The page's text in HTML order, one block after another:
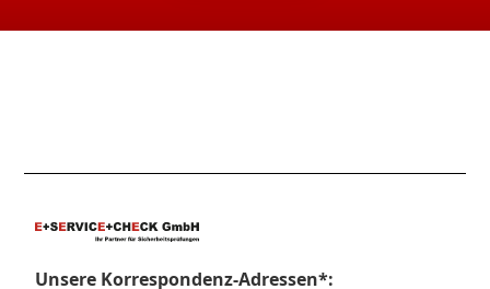
Unsere Korrespondenz-Adressen*: